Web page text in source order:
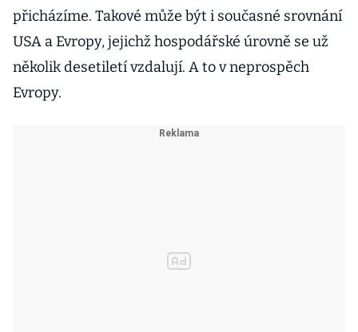
přicházíme. Takové může být i současné srovnání
USA a Evropy, jejichž hospodářské úrovně se už
několik desetiletí vzdalují. A to v neprospěch
Evropy.